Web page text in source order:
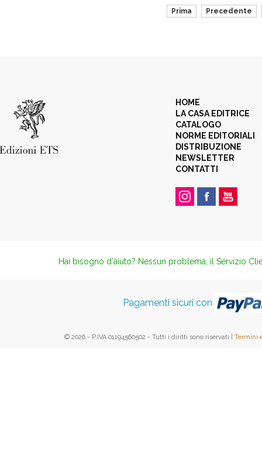
Prima Precedente
HOME
LA CASA EDITRICE
CATALOGO
NORME EDITORIALI
DISTRIBUZIONE
NEWSLETTER
CONTATTI
Hai bisogno d'aiuto? Nessun problema, il Servizio
Pagamenti sicuri con
© 2026 - P.IVA 01194560502 - Tutti i diritti sono riservati | Termini